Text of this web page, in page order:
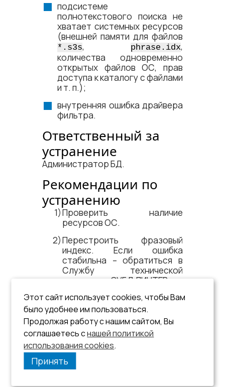
подсистеме
полнотекстового поиска не
хватает системных ресурсов
(внешней памяти для файлов
*.s3s, phrase.idx,
количества одновременно
открытых файлов ОС, прав
доступа к каталогу с файлами
и т. п.);
внутренняя ошибка драйвера
фильтра.
Ответственный за
устранение
Администратор БД.
Рекомендации по
устранению
Проверить наличие
ресурсов ОС.
Перестроить фразовый
индекс. Если ошибка
стабильна – обратиться в
Cлужбу технической
поддержки СУБД ЛИНТЕР.
См. документ:
«Полнотекстовый поиск в
базе данных», конструкция
CREATE OR REPLACE PHRASE
INDEX.
Этот сайт использует cookies, чтобы Вам
было удобнее им пользоваться.
Продолжая работу с нашим сайтом, Вы
соглашаетесь снашей политикой
использования cookies.
Принять